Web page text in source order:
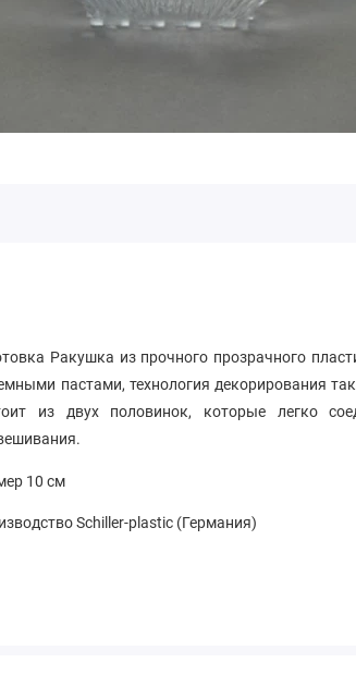
Ракушка из прочного прозрачного
пастами, технология декорирования
из двух половинок, которые легко
10 см
Schiller-plastic (Германия)